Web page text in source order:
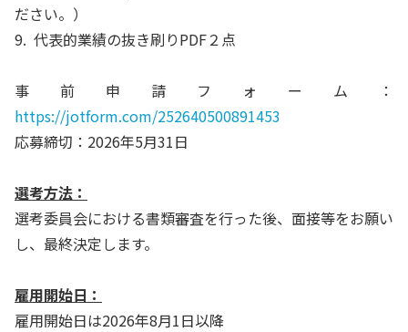
ださい。）
9. 代表的業績の抜き刷りPDF２点
事前申請フォーム：
https://jotform.com/252640500891453
応募締切：2026年5月31日
選考方法：
選考委員会における書類審査を行った後、面接等をお願い
し、最終決定します。
雇用開始日：
雇用開始日は2026年8月1日以降